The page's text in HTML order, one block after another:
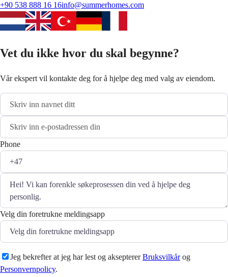
+90 538 888 16 16info@summerhomes.com
Vet du ikke hvor du skal begynne?
Vår ekspert vil kontakte deg for å hjelpe deg med valg av eiendom.
Phone
Velg din foretrukne meldingsapp
Jeg bekrefter at jeg har lest og akseptererBruksvilkårog
Personvernpolicy.